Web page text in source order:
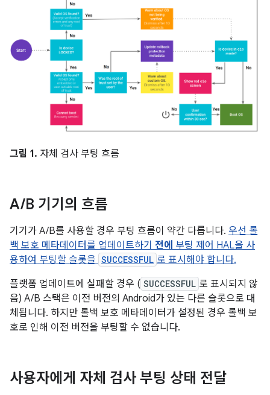
그림 1. 자체 검사 부팅 흐름
A/B 기기의 흐름
기기가 A/B를 사용할 경우 부팅 흐름이 약간 다릅니다. 우선 롤
백 보호 메타데이터를 업데이트하기 전에 부팅 제어 HAL을 사
용하여 부팅할 슬롯을 SUCCESSFUL 로 표시해야 합니다.
플랫폼 업데이트에 실패할 경우 ( SUCCESSFUL 로 표시되지 않
음) A/B 스택은 이전 버전의 Android가 있는 다른 슬롯으로 대
체됩니다. 하지만 롤백 보호 메타데이터가 설정된 경우 롤백 보
호로 인해 이전 버전을 부팅할 수 없습니다.
사용자에게 자체 검사 부팅 상태 전달